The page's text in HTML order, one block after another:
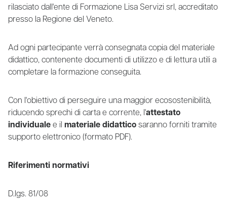
rilasciato dall'ente di Formazione Lisa Servizi srl, accreditato
presso la Regione del Veneto.
Ad ogni partecipante verrà consegnata copia del materiale
didattico, contenente documenti di utilizzo e di lettura utili a
completare la formazione conseguita.
Con l'obiettivo di perseguire una maggior ecosostenibilità,
riducendo sprechi di carta e corrente, l'attestato
individuale e il materiale didattico saranno forniti tramite
supporto elettronico (formato PDF).
Riferimenti normativi
D.lgs. 81/08